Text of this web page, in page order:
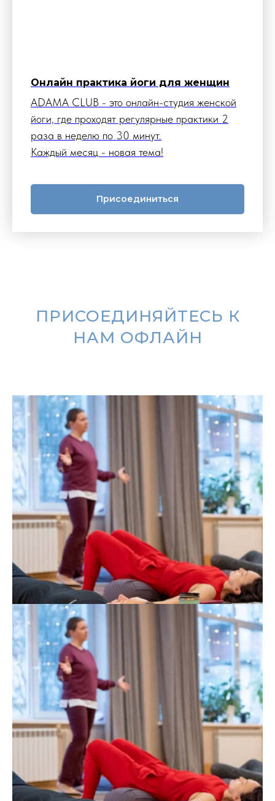
Онлайн практика йоги для женщин
ADAMA CLUB - это онлайн-студия женской
йоги, где проходят регулярные практики 2
раза в неделю по 30 минут.
Каждый месяц - новая тема!
Присоединиться
ПРИСОЕДИНЯЙТЕСЬ К
НАМ ОФЛАЙН